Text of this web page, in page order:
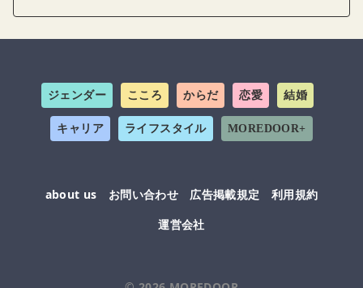
ジェンダー こころ からだ 恋愛 結婚
キャリア ライフスタイル MOREDOOR+
about us お問い合わせ 広告掲載規定
利用規約
運営会社